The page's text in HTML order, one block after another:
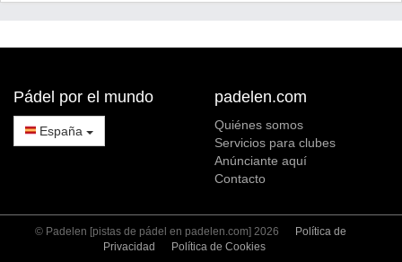
Pádel por el mundo
España
padelen.com
Quiénes somos
Servicios para clubes
Anúnciante aquí
Contacto
© Padelen [pistas de pádel en padelen.com] 2026
Política de
Privacidad
Política de Cookies